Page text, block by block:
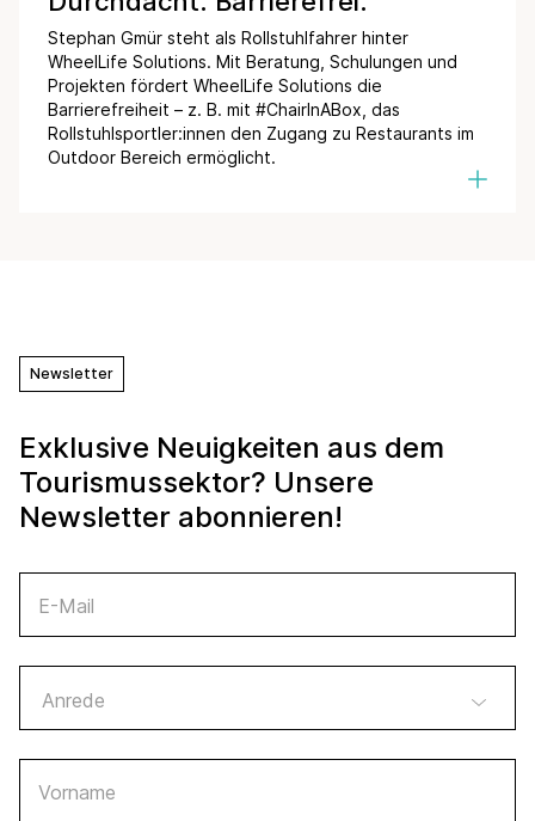
Stephan Gmür steht als Rollstuhlfahrer hinter
WheelLife Solutions. Mit Beratung, Schulungen und
Projekten fördert WheelLife Solutions die
Barrierefreiheit – z. B. mit #ChairInABox, das
Rollstuhlsportler:innen den Zugang zu Restaurants im
Outdoor Bereich ermöglicht.
Newsletter
Exklusive Neuigkeiten aus dem
Tourismussektor? Unsere
Newsletter abonnieren!
E-Mail
Vorname